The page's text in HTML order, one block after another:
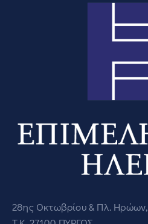
28ης Οκτωβρίου & Πλ. Ηρώων,